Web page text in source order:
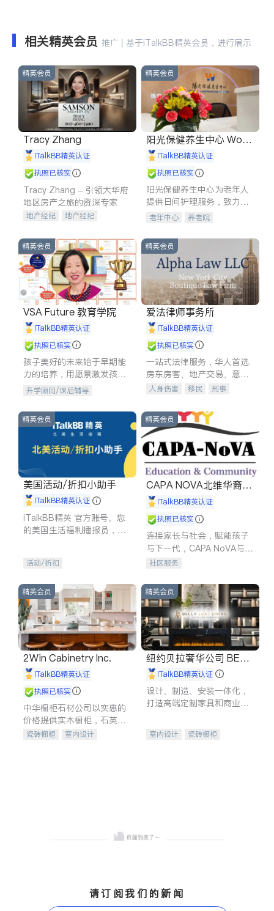
相关精英会员 推广 | 基于iTalkBB精英会员，进行展示
精英会员
Tracy Zhang
iTalkBB精英认证
执照已核实
Tracy Zhang - 引领大华府
地区房产之旅的资深专家
地产经纪
地产经纪
商铺租售
开发商建商
精英会员
阳光保健养生中心 World
shine
iTalkBB精英认证
执照已核实
阳光保健养生中心为老年人
提供日间护理服务，致力于
通过持续的护理创新来有效
老年中心 养老院
精英会员
VSA Future 教育学院
iTalkBB精英认证
执照已核实
孩子美好的未来始于早期能
力的培养，用愿景激发孩子
的学习潜力和动力。理念：
拥有成长型心态是成功的基
石。
升学顾问/课后辅导
精英会员
爱法律师事务所
iTalkBB精英认证
执照已核实
一站式法律服务，华人首选.
房东房客、地产交易、意外
伤害、车祸重伤、商业诉
建筑合同、刑事案件全包办
人身伤害 移民
刑事
信托/遗嘱
商业
索赔
律师-其它 保释
精英会员
美国活动/折扣小助手
iTalkBB精英认证
iTalkBB精英 官方账号。您
的美国生活福利播报员，精
专属福利。
活动/折扣
精英会员
CAPA NOVA北维华裔家
长会iTalkBB精英认证
执照已核实
连接家长与社会，赋能孩子
与下一代，CAPA NoVA与您
携手建设包容、公平、充满
社区服务
精英会员
2Win Cabinetry Inc.
iTalkBB精英认证
执照已核实
中华橱柜石材公司以实惠的
价格提供实木橱柜，石英石
台面，多种优质不锈钢水
瓷砖橱柜
室内设计
精英会员
纽约贝拉奢华公司 BELL
A LUXE
iTalkBB精英认证
设计、制造、安装一体化，
打造高端定制家具和商业空
室内设计
瓷砖橱柜
请订阅我们的新闻